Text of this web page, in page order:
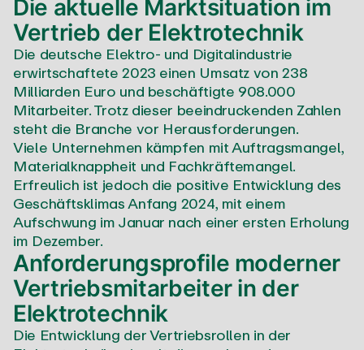
Die aktuelle Marktsituation im
Vertrieb der Elektrotechnik
Die deutsche Elektro- und Digitalindustrie
erwirtschaftete 2023 einen Umsatz von 238
Milliarden Euro und beschäftigte 908.000
Mitarbeiter. Trotz dieser beeindruckenden Zahlen
steht die Branche vor Herausforderungen.
Viele Unternehmen kämpfen mit Auftragsmangel,
Materialknappheit und Fachkräftemangel.
Erfreulich ist jedoch die positive Entwicklung des
Geschäftsklimas Anfang 2024, mit einem
Aufschwung im Januar nach einer ersten Erholung
im Dezember.
Anforderungsprofile moderner
Vertriebsmitarbeiter in der
Elektrotechnik
Die Entwicklung der Vertriebsrollen in der